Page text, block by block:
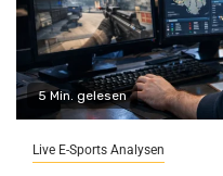
5 Min. gelesen
Live E-Sports Analysen